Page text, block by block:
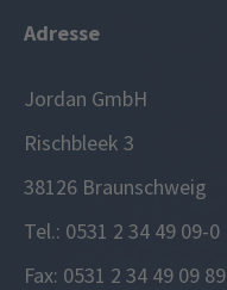
Adresse
Jordan GmbH
Rischbleek 3
38126 Braunschweig
Tel.: 0531 2 34 49 09-0
Fax: 0531 2 34 49 09 89